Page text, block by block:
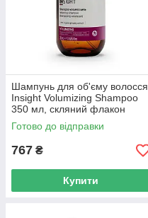
Шампунь для об'єму волосся
Insight Volumizing Shampoo
350 мл, скляний флакон
Готово до відправки
767 ₴
Купити